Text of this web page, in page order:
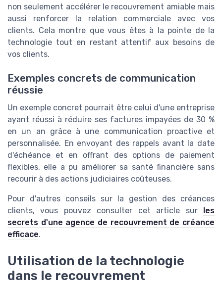
non seulement accélérer le recouvrement amiable mais
aussi renforcer la relation commerciale avec vos
clients. Cela montre que vous êtes à la pointe de la
technologie tout en restant attentif aux besoins de
vos clients.
Exemples concrets de communication
réussie
Un exemple concret pourrait être celui d'une entreprise
ayant réussi à réduire ses factures impayées de 30 %
en un an grâce à une communication proactive et
personnalisée. En envoyant des rappels avant la date
d'échéance et en offrant des options de paiement
flexibles, elle a pu améliorer sa santé financière sans
recourir à des actions judiciaires coûteuses.
Pour d'autres conseils sur la gestion des créances
clients, vous pouvez consulter cet article sur les
secrets d'une agence de recouvrement de créance
efficace.
Utilisation de la technologie
dans le recouvrement